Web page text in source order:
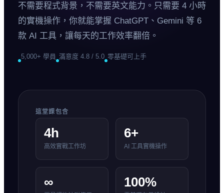
不需要程式背景，不需要英文能力。只需要 4 小時
的實機操作，你就能掌握 ChatGPT、Gemini 等 6
款 AI 工具，讓每天的工作效率翻倍。
5,000+ 學員 滿意度 4.8 / 5.0 零基礎可上手
這堂課包含
4h
高效實戰工作坊
6+
AI 工具實機操作
∞ 100%